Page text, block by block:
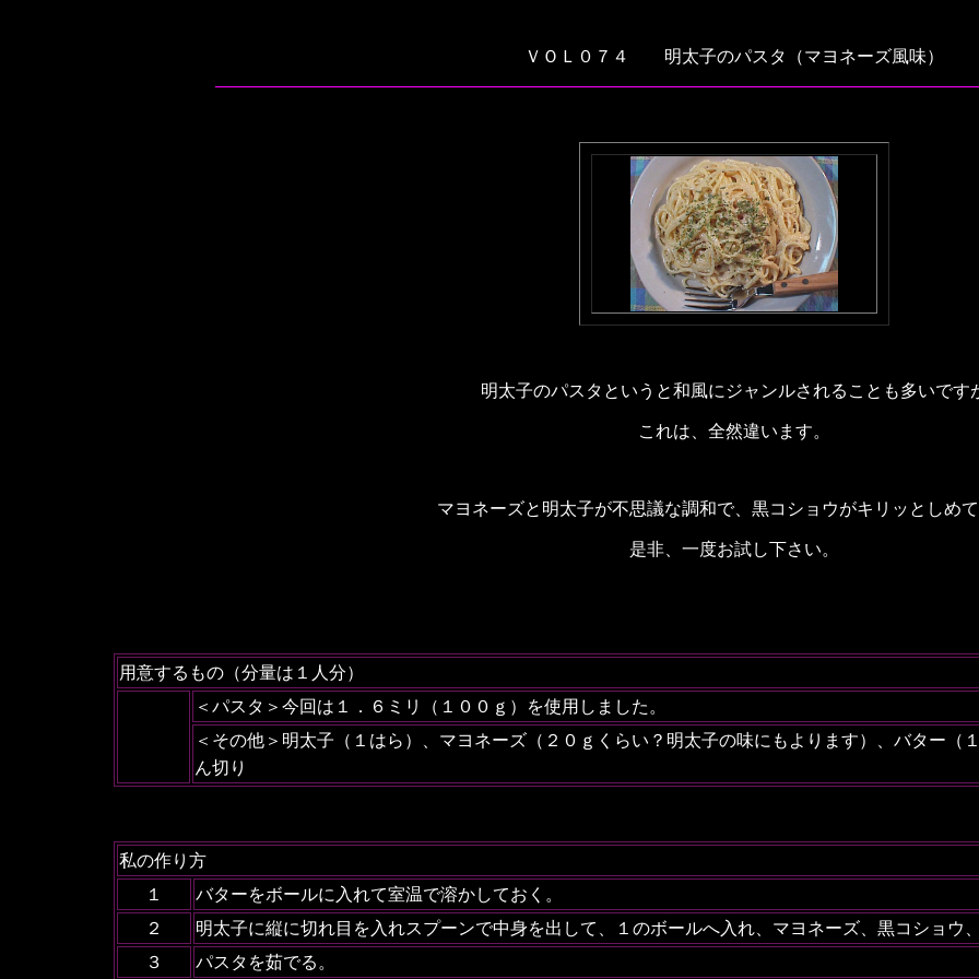
ＶＯＬ０７４ 明太子のパスタ（マヨネーズ風味）
明太子のパスタというと和風にジャンルされることも多いです
これは、全然違います。
マヨネーズと明太子が不思議な調和で、黒コショウがキリッとしめ
是非、一度お試し下さい。
用意するもの（分量は１人分）
＜パスタ＞今回は１．６ミリ（１００ｇ）を使用しました。
＜その他＞明太子（１はら）、マヨネーズ（２０ｇくらい？明太子の味にもよります）、バター（
ん切り
私の作り方
１
バターをボールに入れて室温で溶かしておく。
２
明太子に縦に切れ目を入れスプーンで中身を出して、１のボールへ入れ、マヨネーズ、黒コショウ
３
パスタを茹でる。